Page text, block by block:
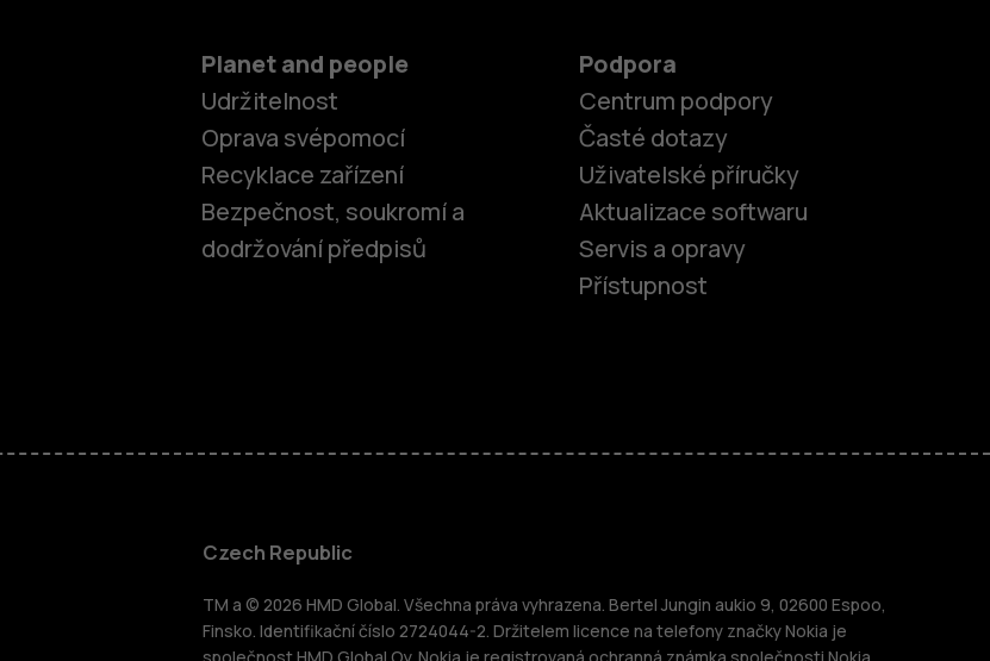
Chytré telefony
Planet and people
Udržitelnost
Oprava svépomocí
Recyklace zařízení
Bezpečnost, soukromí a
dodržování předpisů
Podpora
Centrum podpory
Časté dotazy
Uživatelské příručky
Aktualizace softwaru
Servis a opravy
Přístupnost
Czech Republic
TM a © 2026 HMD Global. Všechna práva vyhrazena. Bertel Jungin aukio 9, 02600 Espoo,
Finsko. Identifikační číslo 2724044-2. Držitelem licence na telefony značky Nokia je
společnost HMD Global Oy. Nokia je registrovaná ochranná známka společnosti Nokia